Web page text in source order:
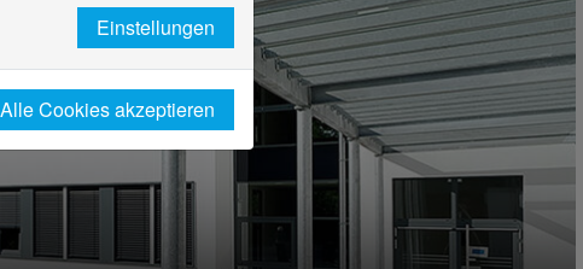
Einstellungen
Alle Cookies akzeptieren